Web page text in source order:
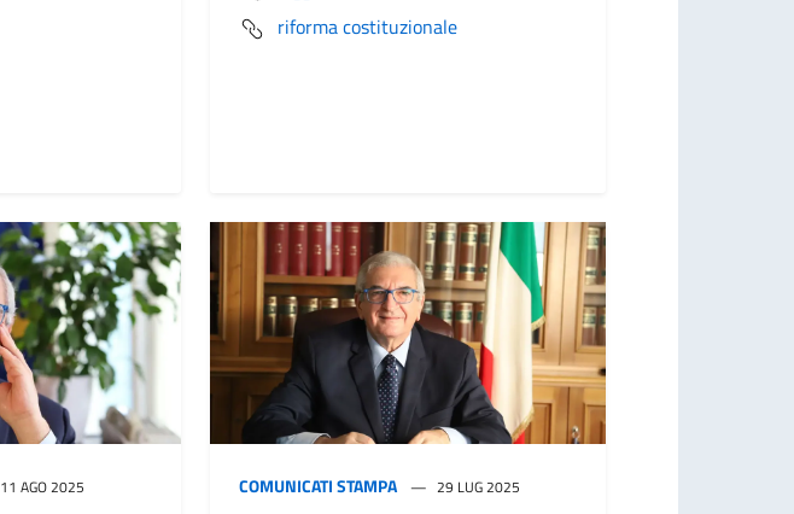
riforma costituzionale
11 AGO 2025 COMUNICATI STAMPA 29 LUG 2025